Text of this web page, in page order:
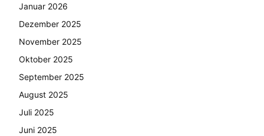
Januar 2026
Dezember 2025
November 2025
Oktober 2025
September 2025
August 2025
Juli 2025
Juni 2025